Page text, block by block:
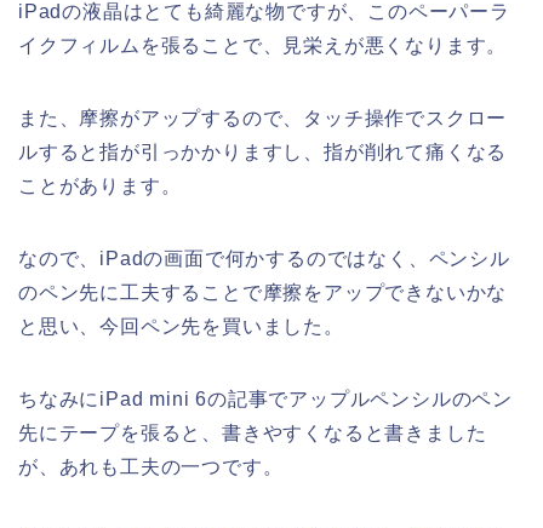
iPadの液晶はとても綺麗な物ですが、このペーパーラ
イクフィルムを張ることで、見栄えが悪くなります。
また、摩擦がアップするので、タッチ操作でスクロー
ルすると指が引っかかりますし、指が削れて痛くなる
ことがあります。
なので、iPadの画面で何かするのではなく、ペンシル
のペン先に工夫することで摩擦をアップできないかな
と思い、今回ペン先を買いました。
ちなみにiPad mini 6の記事でアップルペンシルのペン
先にテープを張ると、書きやすくなると書きました
が、あれも工夫の一つです。